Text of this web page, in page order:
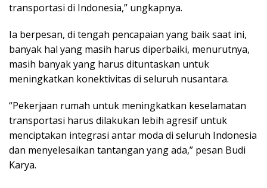
transportasi di Indonesia,” ungkapnya.
Ia berpesan, di tengah pencapaian yang baik saat ini,
banyak hal yang masih harus diperbaiki, menurutnya,
masih banyak yang harus dituntaskan untuk
meningkatkan konektivitas di seluruh nusantara.
“Pekerjaan rumah untuk meningkatkan keselamatan
transportasi harus dilakukan lebih agresif untuk
menciptakan integrasi antar moda di seluruh Indonesia
dan menyelesaikan tantangan yang ada,” pesan Budi
Karya.